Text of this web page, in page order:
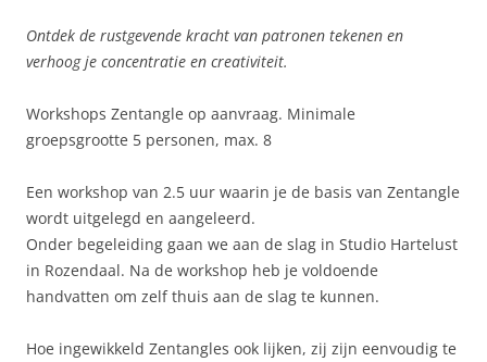
Ontdek de rustgevende kracht van patronen tekenen en
verhoog je concentratie en creativiteit.
Workshops Zentangle op aanvraag. Minimale
groepsgrootte 5 personen, max. 8
Een workshop van 2.5 uur waarin je de basis van Zentangle
wordt uitgelegd en aangeleerd.
Onder begeleiding gaan we aan de slag in Studio Hartelust
in Rozendaal. Na de workshop heb je voldoende
handvatten om zelf thuis aan de slag te kunnen.
Hoe ingewikkeld Zentangles ook lijken, zij zijn eenvoudig te